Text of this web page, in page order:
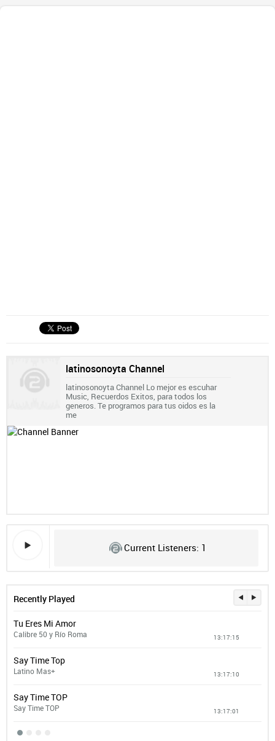
latinosonoyta Channel
latinosonoyta Channel Lo mejor es escuhar
Music, Recuerdos Exitos, para todos los
generos. Te programos para tus oidos es la
me
Current Listeners: 1
Recently Played
Tu Eres Mi Amor
Calibre 50 y Río Roma 13:17:15
Say Time Top
Latino Mas+ 13:17:10
Say Time TOP
Say Time TOP 13:17:01